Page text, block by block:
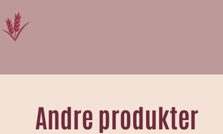
Andre produkter